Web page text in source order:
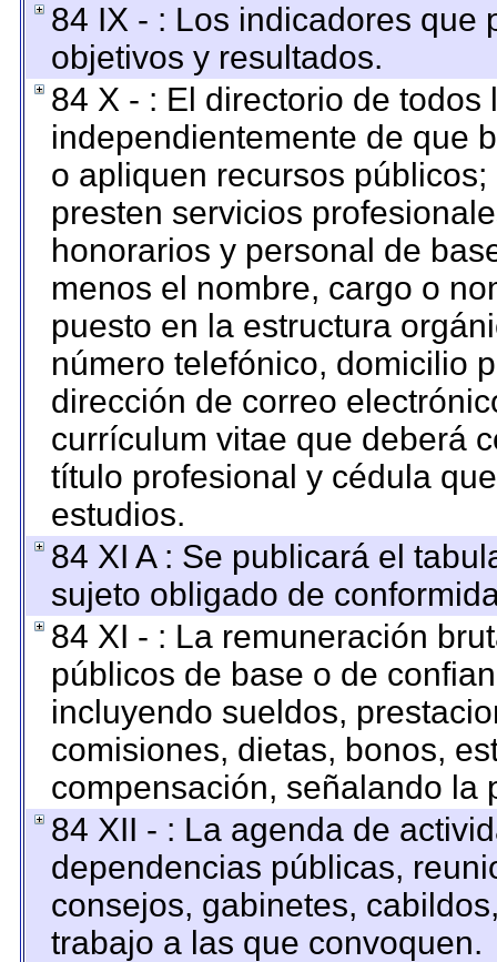
84 IX - : Los indicadores que
objetivos y resultados.
84 X - : El directorio de
independientemente de que
o apliquen recursos
presten servicios
honorarios y personal de
menos el nombre, cargo o
puesto en la estructura
número telefónico, domicilio
dirección de correo
currículum vitae que deberá
título profesional y cédula
estudios.
84 XI A : Se publicará el
sujeto obligado de
84 XI - : La remuneración
públicos de base o de
incluyendo sueldos,
comisiones, dietas, bonos,
compensación, señalando la
84 XII - : La agenda de
dependencias públicas,
consejos, gabinetes,
trabajo a las que convoquen.